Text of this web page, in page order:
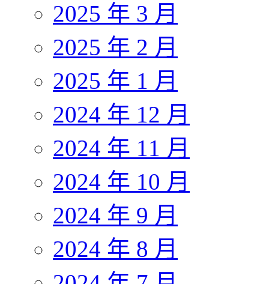
2025 年 3 月
2025 年 2 月
2025 年 1 月
2024 年 12 月
2024 年 11 月
2024 年 10 月
2024 年 9 月
2024 年 8 月